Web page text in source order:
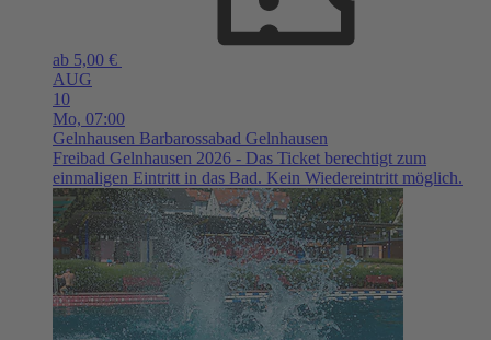
ab 5,00 €
AUG
10
Mo, 07:00
Gelnhausen Barbarossabad Gelnhausen
Freibad Gelnhausen 2026 - Das Ticket berechtigt zum
einmaligen Eintritt in das Bad. Kein Wiedereintritt möglich.